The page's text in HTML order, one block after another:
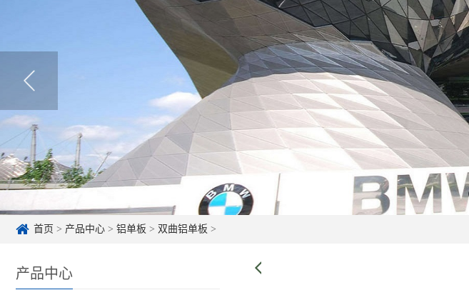
首页 > 产品中心 > 铝单板 > 双曲铝单板 >
产品中心